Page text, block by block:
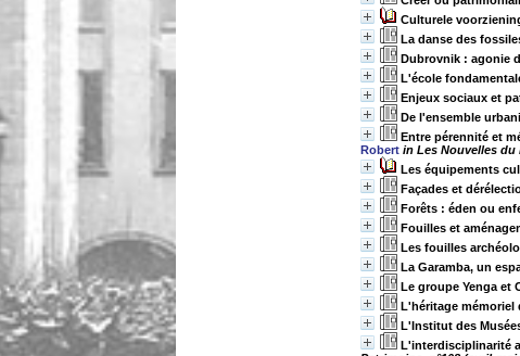
Culturele
La danse des
Dubrovnik : agonie
L'école
Enjeux sociaux et
De l'ensemble
Entre pérennité et
Robert in Les Nouvelles du
Les équipements
Façades et
Forêts : éden ou
Fouilles et
Les fouilles
La Garamba, un
Le groupe Yenga et
L'héritage mémoriel
L'Institut des
L'interdisciplinarité